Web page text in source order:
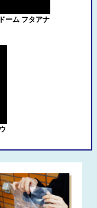
ーム フタアナ